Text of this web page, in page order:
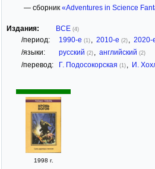
— сборник «Adventures in Science
Издания: ВСЕ (4)
/период: 1990-е (1) 2010-е (2) 2020-
/языки: русский (2) английский (2)
/перевод: Г. Подосокорская (1) И.
1998 г.